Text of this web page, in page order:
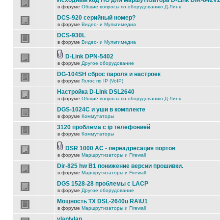
в форуме Общие вопросы по оборудованию Д-Линк
DCS-920 серийный номер?
в форуме Видео- и Мультимедиа
DCS-930L
в форуме Видео- и Мультимедиа
D-Link DPN-5402
в форуме Другое оборудование
DG-104SH сброс пароля и настроек
в форуме Голос по IP (VoIP)
Настройка D-Link DSL2640
в форуме Общие вопросы по оборудованию Д-Линк
DGS-1024C и уши в комплекте
в форуме Коммутаторы
3120 проблема с ip телефонией
в форуме Коммутаторы
DSR 1000 AC - переадресация портов
в форуме Маршрутизаторы и Firewall
Dir-825 hw B1 понижение версии прошивки.
в форуме Маршрутизаторы и Firewall
DGS 1528-28 проблемы с LACP
в форуме Другое оборудование
Мощность TX DSL-2640u RA\U1
в форуме Маршрутизаторы и Firewall